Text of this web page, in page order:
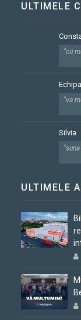
ULTIMELE
"cu
"va
Silvia
ULTIMELE